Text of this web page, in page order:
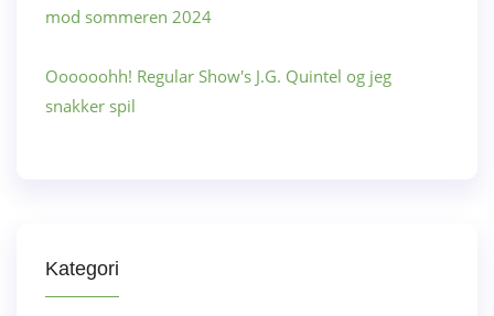
mod sommeren 2024
Oooooohh! Regular Show's J.G. Quintel og jeg
snakker spil
Kategori